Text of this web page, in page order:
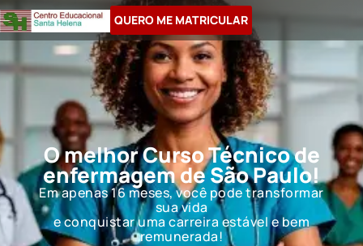
QUERO ME MATRICULAR
O melhor Curso Técnico de
enfermagem de São Paulo!
Em apenas 16 meses, você pode transformar
sua vida
e conquistar uma carreira estável e bem
remunerada!